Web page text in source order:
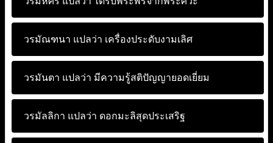
วรมัณฑนา แปลว่า เครื่องประดับงามเลิศ
วรมันตา แปลว่า มีความรู้สติปัญญายอดเยี่ยม
วรมัลลิกา แปลว่า ดอกมะลิสุดประเสริฐ